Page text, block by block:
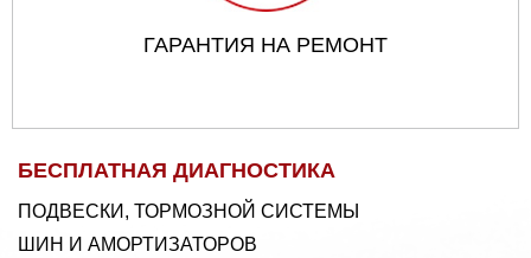
ГАРАНТИЯ НА РЕМОНТ
БЕСПЛАТНАЯ ДИАГНОСТИКА
ПОДВЕСКИ, ТОРМОЗНОЙ СИСТЕМЫ
ШИН И АМОРТИЗАТОРОВ